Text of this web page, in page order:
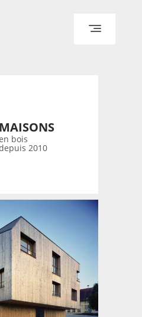
CONTACT
MAISONS
bois
2010